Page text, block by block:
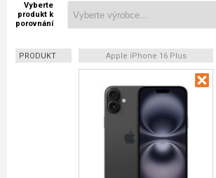
Vyberte
produkt k
porovnání
PRODUKT Apple iPhone 16 Plus